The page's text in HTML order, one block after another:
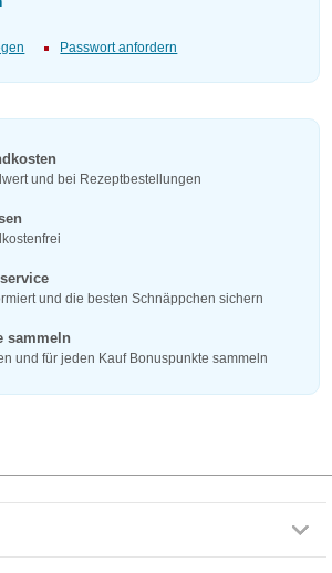
Passwort anfordern
und bei Rezeptbestellungen
und die besten Schnäppchen sichern
sammeln
und für jeden Kauf Bonuspunkte sammeln